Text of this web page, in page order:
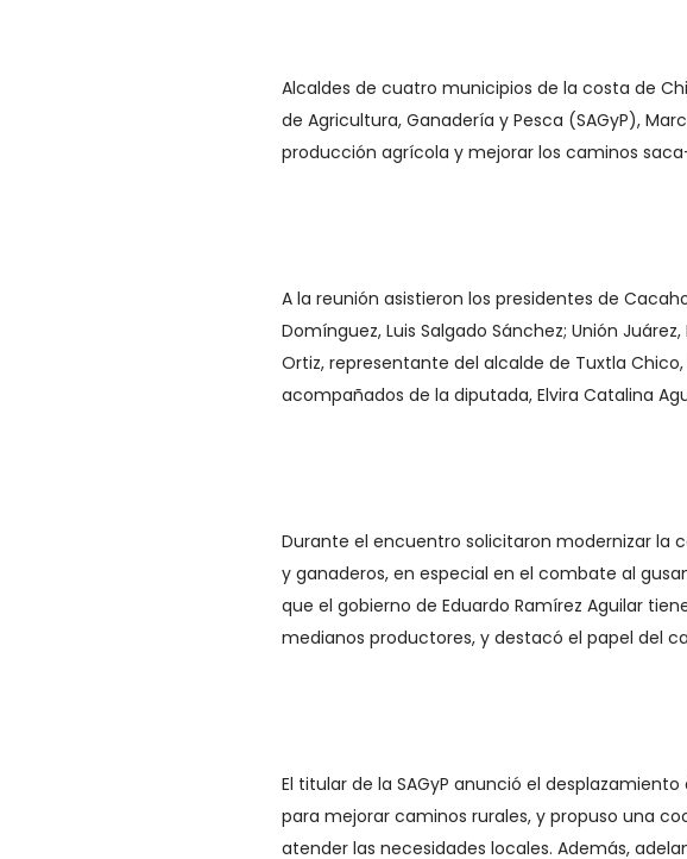
Alcaldes de cuatro municipios de la costa de
de Agricultura, Ganadería y Pesca (SAGyP),
producción agrícola y mejorar los caminos
A la reunión asistieron los presidentes de
Domínguez, Luis Salgado Sánchez; Unión
Ortiz, representante del alcalde de Tuxtla
acompañados de la diputada, Elvira Catalina
Durante el encuentro solicitaron modernizar la
y ganaderos, en especial en el combate al
que el gobierno de Eduardo Ramírez Aguilar
medianos productores, y destacó el papel del
El titular de la SAGyP anunció el
para mejorar caminos rurales, y propuso una
atender las necesidades locales. Además,